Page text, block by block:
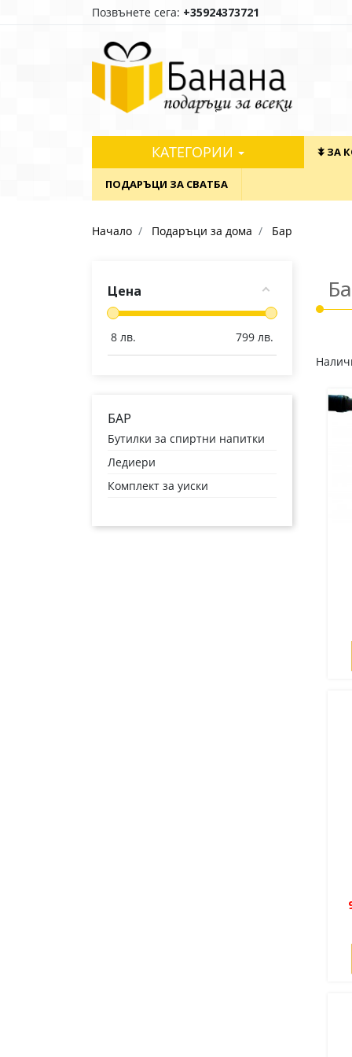
Позвънете сега: +35924373721
КАТЕГОРИИ ⯯ ЗА
ПОДАРЪЦИ ЗА СВАТБА
Начало Подаръци за дома Бар
Цена
8 лв. 799 лв.
БАР
Бутилки за спиртни напитки
Ледиери
Комплект за уиски